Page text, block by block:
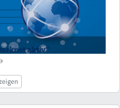
aktiv“